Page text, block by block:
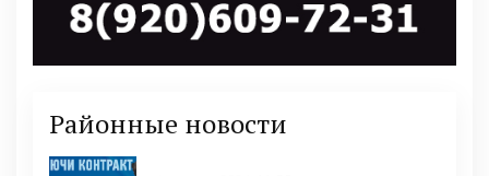
Районные новости